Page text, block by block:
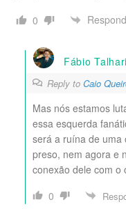
0
Fábio Talhari
Reply to Caio
Mas nós estamos
essa esquerda
será a ruína de uma
preso, nem agora e
conexão dele com o
0